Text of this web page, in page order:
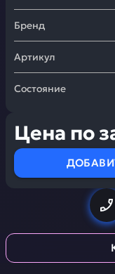
Бренд
Артикул
Состояние
Цена по